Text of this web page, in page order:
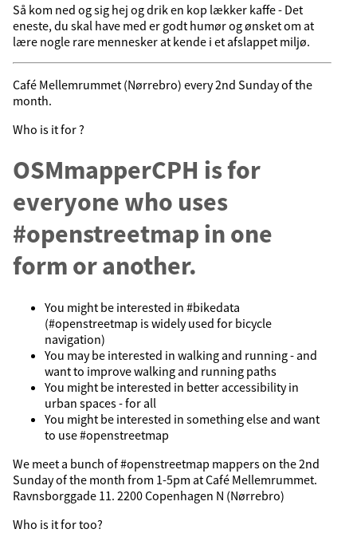
Så kom ned og sig hej og drik en kop lækker kaffe - Det
eneste, du skal have med er godt humør og ønsket om at
lære nogle rare mennesker at kende i et afslappet miljø.
Café Mellemrummet (Nørrebro) every 2nd Sunday of the
month.
Who is it for ?
OSMmapperCPH is for
everyone who uses
#openstreetmap in one
form or another.
You might be interested in #bikedata
(#openstreetmap is widely used for bicycle
navigation)
You may be interested in walking and running - and
want to improve walking and running paths
You might be interested in better accessibility in
urban spaces - for all
You might be interested in something else and want
to use #openstreetmap
We meet a bunch of #openstreetmap mappers on the 2nd
Sunday of the month from 1-5pm at Café Mellemrummet.
Ravnsborggade 11. 2200 Copenhagen N (Nørrebro)
Who is it for too?